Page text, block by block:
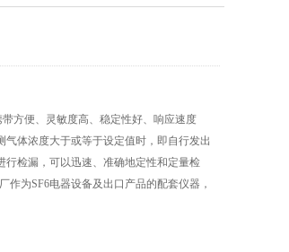
方便、灵敏度高、稳定性好、响应速度
体浓度大于或等于设定值时，即自行发出
检漏，可以迅速、准确地定性和定量检
为SF6电器设备及出口产品的配套仪器，